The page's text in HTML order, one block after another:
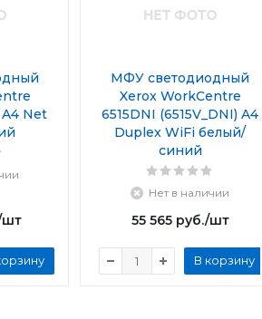
A4 Net
МФУ светодиодный
Xerox WorkCentre
6515DNI (6515V_DNI) A4
Duplex WiFi белый/
синий
Нет в наличии
55 565руб./шт
В корзину